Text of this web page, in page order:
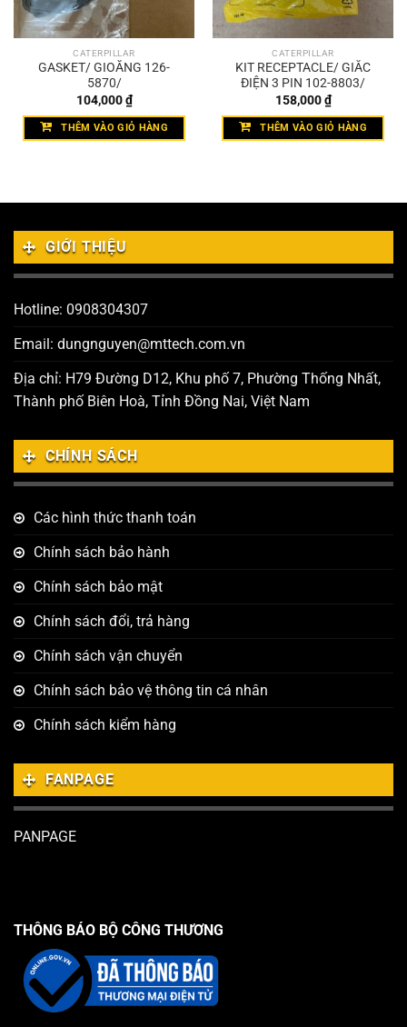
CATERPILLAR
GASKET/ GIOĂNG 126-
5870/
104,000₫
THÊM VÀO GIỎ HÀNG
CATERPILLAR
KIT RECEPTACLE/ GIẮC
ĐIỆN 3 PIN 102-8803/
158,000₫
THÊM VÀO GIỎ HÀNG
GIỚI THIỆU
Hotline: 0908304307
Email: dungnguyen@mttech.com.vn
Địa chỉ: H79 Đường D12, Khu phố 7, Phường Thống Nhất,
Thành phố Biên Hoà, Tỉnh Đồng Nai, Việt Nam
CHÍNH SÁCH
Các hình thức thanh toán
Chính sách bảo hành
Chính sách bảo mật
Chính sách đổi, trả hàng
Chính sách vận chuyển
Chính sách bảo vệ thông tin cá nhân
Chính sách kiểm hàng
FANPAGE
PANPAGE
THÔNG BÁO BỘ CÔNG THƯƠNG